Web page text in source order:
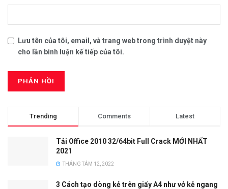
Lưu tên của tôi, email, và trang web trong trình duyệt này
cho lần bình luận kế tiếp của tôi.
Trending Comments Latest
Tải Office 2010 32/64bit Full Crack MỚI NHẤT
2021
THÁNG TÁM 12, 2022
3 Cách tạo dòng kẻ trên giấy A4 như vở kẻ ngang